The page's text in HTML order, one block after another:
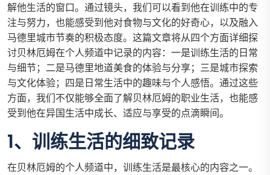
解他生活的窗口。通过镜头，我们可以看到他在训练中的专
注与努力，也能感受到他对食物与文化的好奇心，以及融入
马德里城市节奏的积极态度。这篇文章将从四个方面详细探
讨贝林厄姆在个人频道中记录的内容：一是训练生活的日常
与细节；二是马德里地道美食的体验与分享；三是城市探索
与文化体验；四是日常生活中的趣味与个人感悟。通过这些
方面，我们不仅能够全面了解贝林厄姆的职业生活，也能感
受到他在异国生活中成长、适应与享受的点滴瞬间。
1、训练生活的细致记录
在贝林厄姆的个人频道中，训练生活是最核心的内容之一。